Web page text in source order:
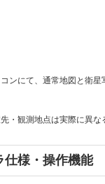
ンにて、通常地図と衛星
・観測地点は実際に異な
仕様・操作機能